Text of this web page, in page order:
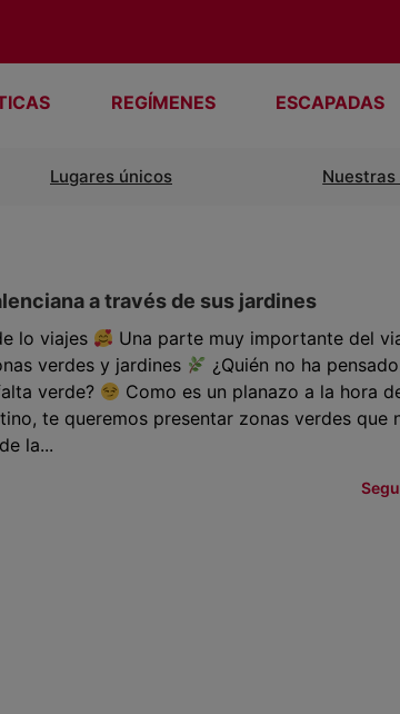
REGÍMENES ESCAPADAS
Lugares únicos
a través de sus jardines
lo viajes
Una parte muy importante del
verdes y jardines
¿Quién no ha
verde?
Como es un planazo a la hora
te queremos presentar zonas verdes que
la...